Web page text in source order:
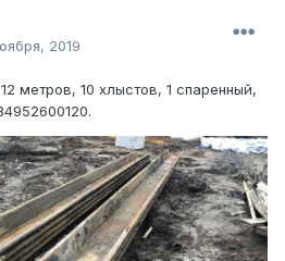
2019
метров, 10 хлыстов, 1 спаренный,